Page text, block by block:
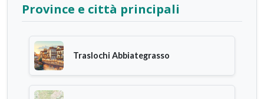
Province e città principali
Traslochi Abbiategrasso